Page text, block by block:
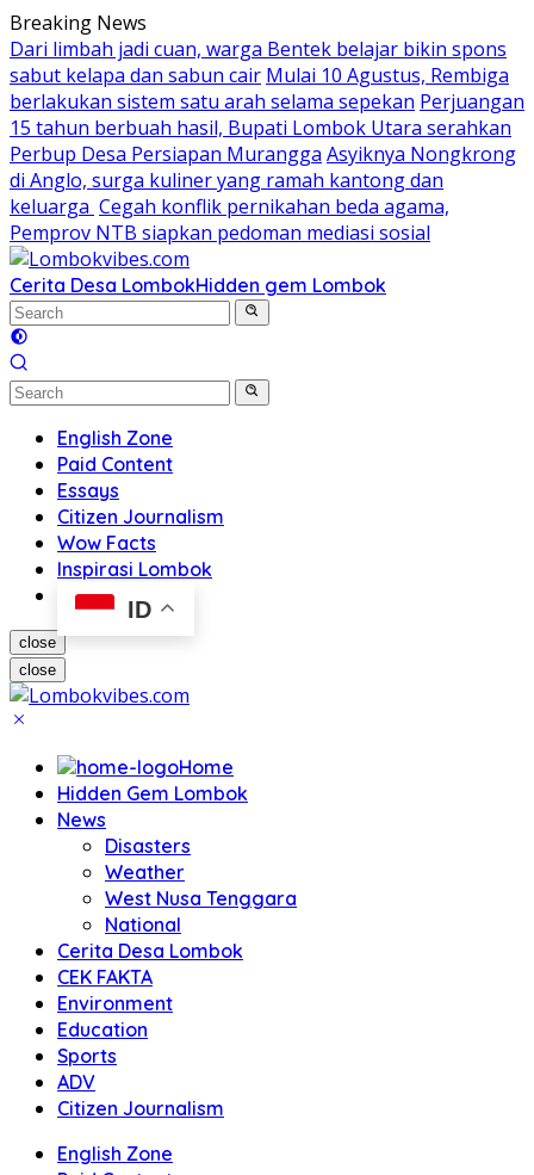
Skip
to
content
Breaking News
Dari limbah jadi cuan, warga Bentek belajar bikin spons
sabut kelapa dan sabun cair Mulai 10 Agustus, Rembiga
berlakukan sistem satu arah selama sepekan Perjuangan
15 tahun berbuah hasil, Bupati Lombok Utara serahkan
Perbup Desa Persiapan Murangga Asyiknya Nongkrong
di Anglo, surga kuliner yang ramah kantong dan
keluarga Cegah konflik pernikahan beda agama,
Pemprov NTB siapkan pedoman mediasi sosial
Cerita Desa LombokHidden gem Lombok
English Zone
Paid Content
Essays
Citizen Journalism
Wow Facts
Inspirasi Lombok
ID
close
close
Home
Hidden Gem Lombok
News
Disasters
Weather
West Nusa Tenggara
National
Cerita Desa Lombok
CEK FAKTA
Environment
Education
Sports
ADV
Citizen Journalism
English Zone